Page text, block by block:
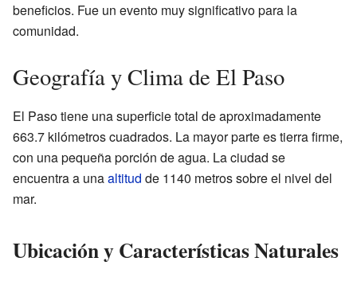
beneficios. Fue un evento muy significativo para la
comunidad.
Geografía y Clima de El Paso
El Paso tiene una superficie total de aproximadamente
663.7 kilómetros cuadrados. La mayor parte es tierra firme,
con una pequeña porción de agua. La ciudad se
encuentra a unaaltitud de 1140 metros sobre el nivel del
mar.
Ubicación y Características Naturales